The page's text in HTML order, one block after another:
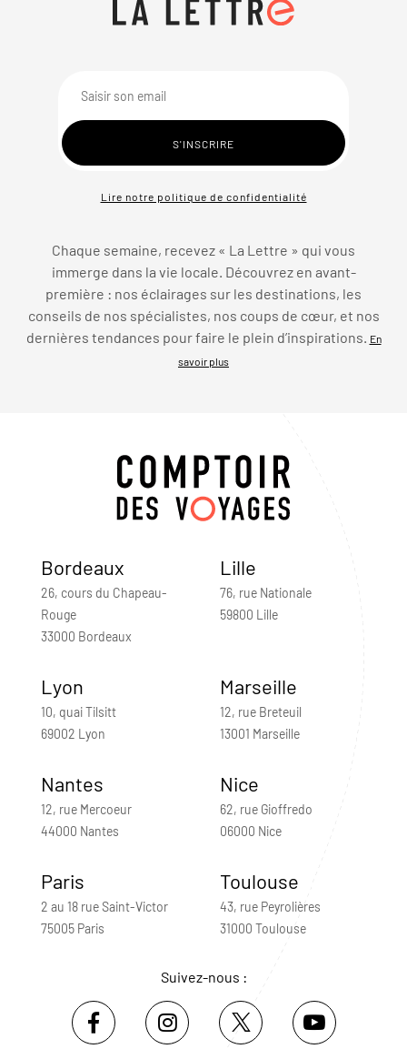
Lire notre politique de confidentialité
Chaque semaine, recevez « La Lettre » qui vous
immerge dans la vie locale. Découvrez en avant-
première : nos éclairages sur les destinations, les
conseils de nos spécialistes, nos coups de cœur, et nos
dernières tendances pour faire le plein d’inspirations.
En
savoir plus
Bordeaux
26, cours du Chapeau-
Rouge
33000 Bordeaux
Lille
76, rue Nationale
59800 Lille
Lyon
10, quai Tilsitt
69002 Lyon
Marseille
12, rue Breteuil
13001 Marseille
Nantes
12, rue Mercoeur
44000 Nantes
Nice
62, rue Gioffredo
06000 Nice
Paris
2 au 18 rue Saint-Victor
75005 Paris
Toulouse
43, rue Peyrolières
31000 Toulouse
Suivez-nous :